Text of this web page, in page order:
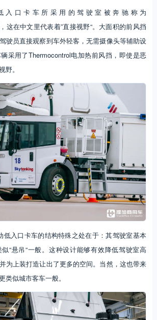
入口卡车所采用的驾驶室被奔驰称为
这在中文里代表着”直接视野“。大面积的前风挡
驶员直接观察到车外轻客，无需摄像头等辅助设
采用了Thermocontrol电加热前风挡，即使是恶
野。
低入口卡车的结构特殊之处在于：其驾驶室基本
“悬吊“一般。这种设计能够有效降低驾驶室高
为上装打造让出了更多的空间。当然，这也带来
类似城市客车一般。